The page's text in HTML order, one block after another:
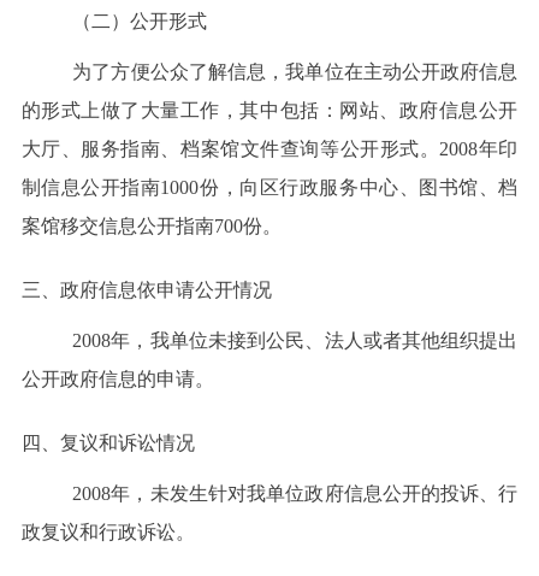
（二）公开形式
为了方便公众了解信息，我单位在主动公开政府信息
的形式上做了大量工作，其中包括：网站、政府信息公开
大厅、服务指南、档案馆文件查询等公开形式。2008年印
制信息公开指南1000份，向区行政服务中心、图书馆、档
案馆移交信息公开指南700份。
三、政府信息依申请公开情况
2008年，我单位未接到公民、法人或者其他组织提出
公开政府信息的申请。
四、复议和诉讼情况
2008年，未发生针对我单位政府信息公开的投诉、行
政复议和行政诉讼。